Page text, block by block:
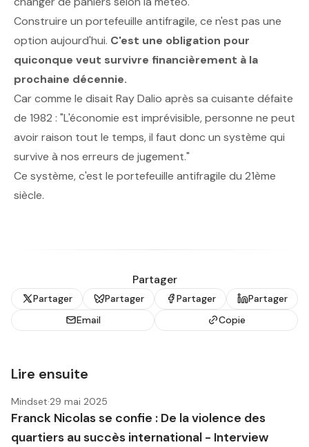
Construire un portefeuille antifragile, ce n'est pas une
option aujourd'hui. C'est une obligation pour
quiconque veut survivre financièrement à la
prochaine décennie.
Car comme le disait Ray Dalio après sa cuisante défaite
de 1982 : "L'économie est imprévisible, personne ne peut
avoir raison tout le temps, il faut donc un système qui
survive à nos erreurs de jugement."
Ce système, c'est le portefeuille antifragile du 21ème
siècle.
Partager
Partager Partager Partager
Partager
Email
Copie
Lire ensuite
Mindset·29 mai 2025
Franck Nicolas se confie : De la violence des
quartiers au succès international - Interview